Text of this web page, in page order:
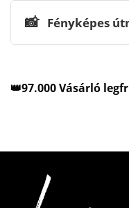
📸 Fényképes
👑97.000 Vásárló